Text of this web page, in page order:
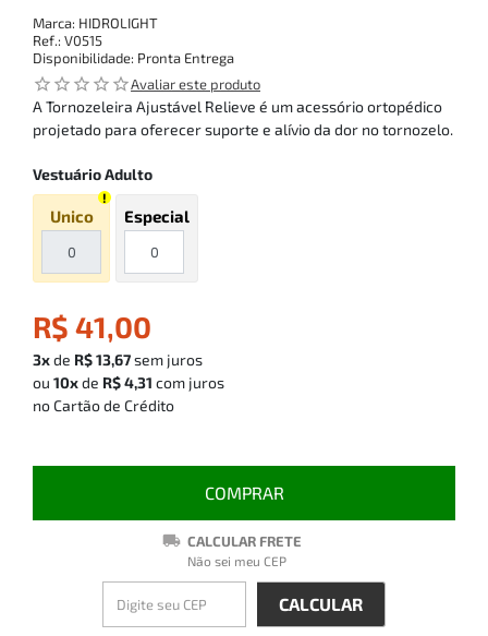
Marca: HIDROLIGHT
Ref.: V0515
Disponibilidade: Pronta Entrega
star_outline star_outline star_outline star_outline star_outlineAvaliar este produto
A Tornozeleira Ajustável Relieve é um acessório ortopédico
projetado para oferecer suporte e alívio da dor no tornozelo.
Vestuário Adulto
Unico Especial
R$ 41,00
3xde R$ 13,67sem juros
ou 10xde R$ 4,31 com juros
no Cartão de Crédito
COMPRAR
CALCULAR FRETE
Não sei meu CEP